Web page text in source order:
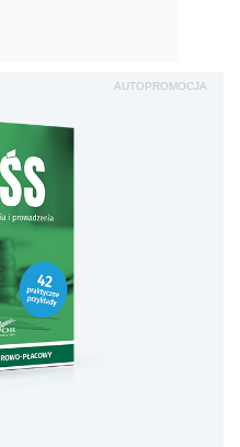
AUTOPROMOCJA